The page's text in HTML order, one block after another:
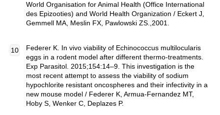
World Organisation for Animal Health (Office International
des Epizooties) and World Health Organization / Eckert J,
Gemmell MA, Meslin FX, Pawlowski ZS.,2001.
Federer K. In vivo viability of Echinococcus multilocularis
eggs in a rodent model after different thermo-treatments.
Exp Parasitol. 2015;154:14–9. This investigation is the
most recent attempt to assess the viability of sodium
hypochlorite resistant oncospheres and their infectivity in a
new mouse model / Federer K, Armua-Fernandez MT,
Hoby S, Wenker C, Deplazes P.